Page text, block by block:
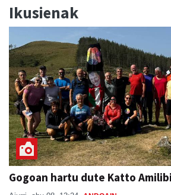
Ikusienak
Gogoan hartu dute Katto